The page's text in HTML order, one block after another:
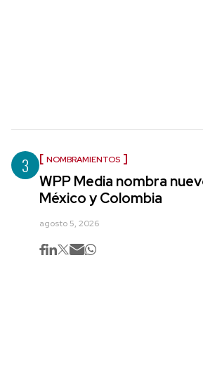
3 NOMBRAMIENTOS
WPP Media nombra
México y Colombia
agosto 5, 2026